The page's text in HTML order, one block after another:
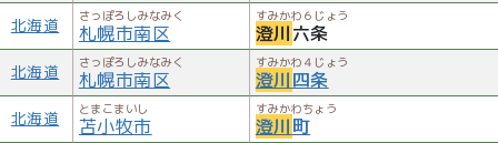
参考文献
『札幌地名考』さっぽろ文庫1／片岡秀郎『札幌歴史散歩』ヒ
ルハーフ総合研究所、2012年7月14日。ISBN 978-4-
9906400-0-2。
北海道 さっぽろしみなみく
札幌市南区
すみかわ６じょう
澄川六条
北海道 さっぽろしみなみく
札幌市南区
すみかわ４じょう
澄川四条
北海道 とまこまいし
苫小牧市
すみかわちょう
澄川町